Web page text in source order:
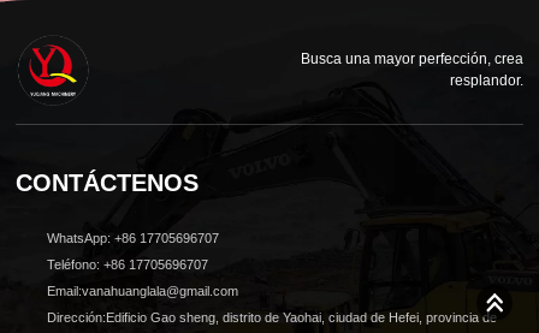
Busca una mayor perfección, crea
resplandor.
CONTÁCTENOS
WhatsApp: +86 17705696707
Teléfono: +86 17705696707
Email:vanahuanglala@gmail.com
Dirección:Edificio Gao sheng, distrito de Yaohai, ciudad de Hefei, provincia de